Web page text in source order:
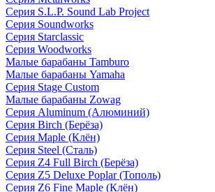
Серия S.L.P. Sound Lab Project
Серия Soundworks
Серия Starclassic
Серия Woodworks
Малые барабаны Tamburo
Малые барабаны Yamaha
Серия Stage Custom
Малые барабаны Zowag
Серия Aluminum (Алюминий)
Серия Birch (Берёза)
Серия Maple (Клён)
Серия Steel (Сталь)
Серия Z4 Full Birch (Берёза)
Серия Z5 Deluxe Poplar (Тополь)
Серия Z6 Fine Maple (Клён)